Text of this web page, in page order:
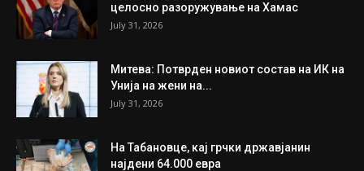
целосно разоружување на Хамас
July 31, 2026
Митева: Потврден новиот состав на ИК на
Унија на жени на...
July 31, 2026
На Табановце, кај грчки државјанин
најдени 64.000 евра